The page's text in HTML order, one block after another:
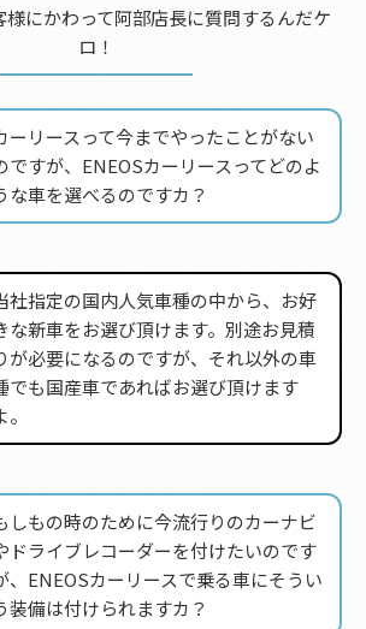
にかわって阿部店長に質問するんだケ
ロ！
ーリースって今までやったことがない
ですが、ENEOSカーリースってどのよ
な車を選べるのですカ？
社指定の国内人気車種の中から、お好
な新車をお選び頂けます。別途お見積
が必要になるのですが、それ以外の車
でも国産車であればお選び頂けます
。
しもの時のために今流行りのカーナビ
ドライブレコーダーを付けたいのです
、ENEOSカーリースで乗る車にそうい
装備は付けられますカ？